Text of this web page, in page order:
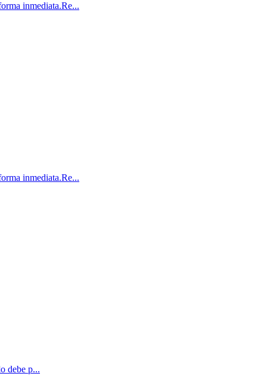
inmediata.Re...
inmediata.Re...
debe p...